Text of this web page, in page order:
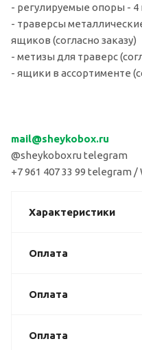
- регулируемые опоры - 4
- траверсы
ящиков (согласно заказу)
- метизы для траверс
- ящики в ассортименте
mail@sheykobox.ru
@sheykoboxru telegram
+7 961 407 33 99 telegram /
Характеристики
Оплата
Оплата
Оплата